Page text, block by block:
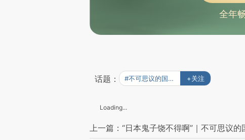
全年
话题： #不可思议的国度印尼 +关注
Loading...
上一篇：“日本鬼子饶不得啊”｜不可思议